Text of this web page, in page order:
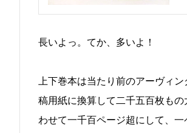
長いよっ。てか、多いよ！
上下巻本は当たり前のアーヴィン
稿用紙に換算して二千五百枚も
わせて一千百ページ超にして、